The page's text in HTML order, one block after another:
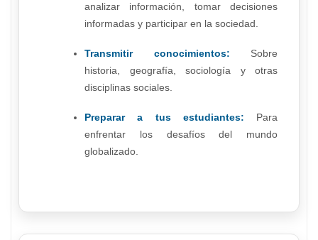
analizar información, tomar decisiones
informadas y participar en la sociedad.
Transmitir conocimientos: Sobre
historia, geografía, sociología y otras
disciplinas sociales.
Preparar a tus estudiantes: Para
enfrentar los desafíos del mundo
globalizado.